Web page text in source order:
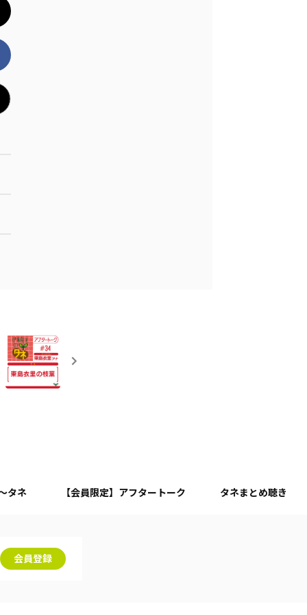
タネ 【会員限定】アフタートーク タネまとめ聴き
会員登録